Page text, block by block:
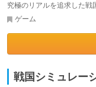
究極のリアルを追求した戦
ゲーム
戦国シミュレー